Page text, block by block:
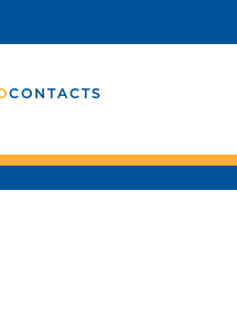
CONTACTS